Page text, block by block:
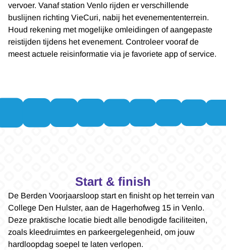
vervoer. Vanaf station Venlo rijden er verschillende
buslijnen richting VieCuri, nabij het evenemententerrein.
Houd rekening met mogelijke omleidingen of aangepaste
reistijden tijdens het evenement. Controleer vooraf de
meest actuele reisinformatie via je favoriete app of service.
Start & finish
De Berden Voorjaarsloop start en finisht op het terrein van
College Den Hulster, aan de Hagerhofweg 15 in Venlo.
Deze praktische locatie biedt alle benodigde faciliteiten,
zoals kleedruimtes en parkeergelegenheid, om jouw
hardloopdag soepel te laten verlopen.